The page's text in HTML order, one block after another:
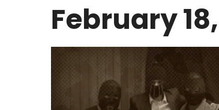
February